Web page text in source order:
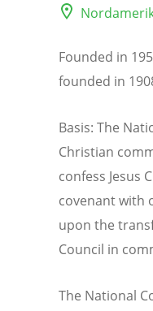
Founded in
founded in
Basis: The
Christian
confess Jesus
covenant with
upon the
Council in
The National